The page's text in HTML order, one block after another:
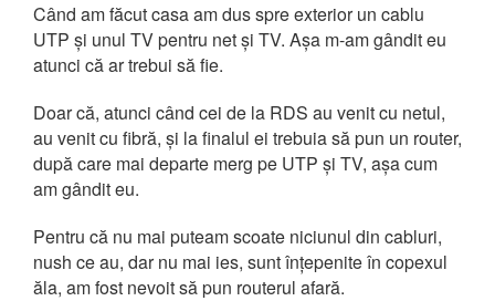
Când am făcut casa am dus spre exterior un cablu
UTP și unul TV pentru net și TV. Așa m-am gândit eu
atunci că ar trebui să fie.
Doar că, atunci când cei de la RDS au venit cu netul,
au venit cu fibră, și la finalul ei trebuia să pun un router,
după care mai departe merg pe UTP și TV, așa cum
am gândit eu.
Pentru că nu mai puteam scoate niciunul din cabluri,
nush ce au, dar nu mai ies, sunt înțepenite în copexul
ăla, am fost nevoit să pun routerul afară.